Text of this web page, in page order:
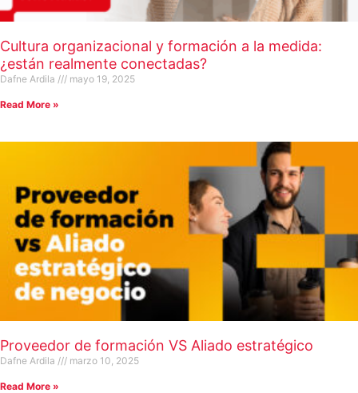
Cultura organizacional y formación a la medida:
¿están realmente conectadas?
Dafne Ardila mayo 19, 2025
Read More »
Proveedor de formación VS Aliado estratégico
Dafne Ardila marzo 10, 2025
Read More »